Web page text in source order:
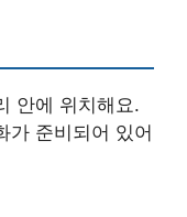
안에 위치해요.
가 준비되어 있어